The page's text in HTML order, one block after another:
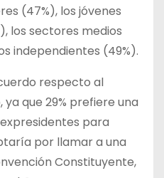
(47%), los jóvenes
los sectores medios
independientes (49%).
respecto al
que 29% prefiere una
para
por llamar a una
Constituyente,